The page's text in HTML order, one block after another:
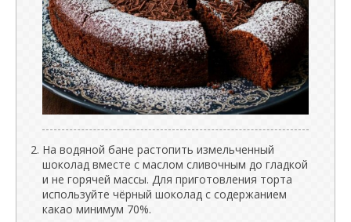
На водяной бане растопить измельченный
шоколад вместе с маслом сливочным до гладкой
и не горячей массы. Для приготовления торта
используйте чёрный шоколад с содержанием
какао минимум 70%.